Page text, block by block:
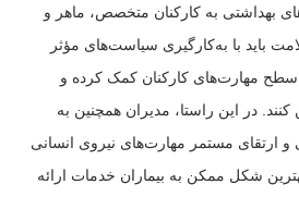
بهداشتی به کارکنان متخصص، ماهر و
باید با به‌کارگیری سیاست‌های مؤثر
سطح مهارت‌های کارکنان کمک کرده و
در این راستا، مدیران همچنین به
ارتقای مستمر مهارت‌های نیروی انسانی
شکل ممکن به بیماران خدمات ارائه